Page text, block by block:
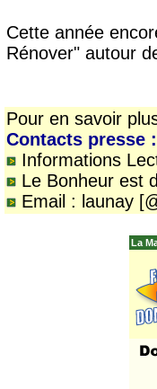
Cette année
Rénover" autour
Pour en savoir
Contacts presse :
Informations
Le Bonheur est
Email : launay
La